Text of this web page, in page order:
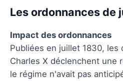
Les ordonnances de
Impact des ordonnances
Publiées en juillet 1830, les
Charles X déclenchent une
le régime n'avait pas